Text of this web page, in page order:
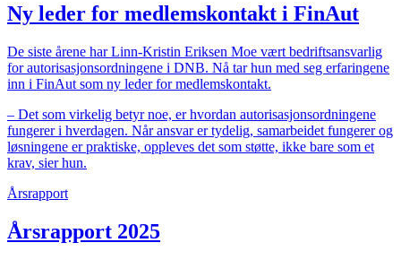
Ny leder for medlemskontakt i FinAut
De siste årene har Linn-Kristin Eriksen Moe vært bedriftsansvarlig
for autorisasjonsordningene i DNB. Nå tar hun med seg erfaringene
inn i FinAut som ny leder for medlemskontakt.
– Det som virkelig betyr noe, er hvordan autorisasjonsordningene
fungerer i hverdagen. Når ansvar er tydelig, samarbeidet fungerer og
løsningene er praktiske, oppleves det som støtte, ikke bare som et
krav, sier hun.
Årsrapport
Årsrapport 2025